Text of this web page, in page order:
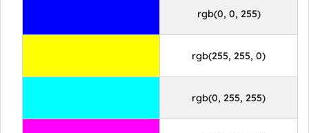
rgb(0, 0, 255)
rgb(255, 255, 0)
rgb(0, 255, 255)